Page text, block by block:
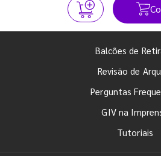
Balcões de
Revisão de
Perguntas
GIV na
Tutoriais